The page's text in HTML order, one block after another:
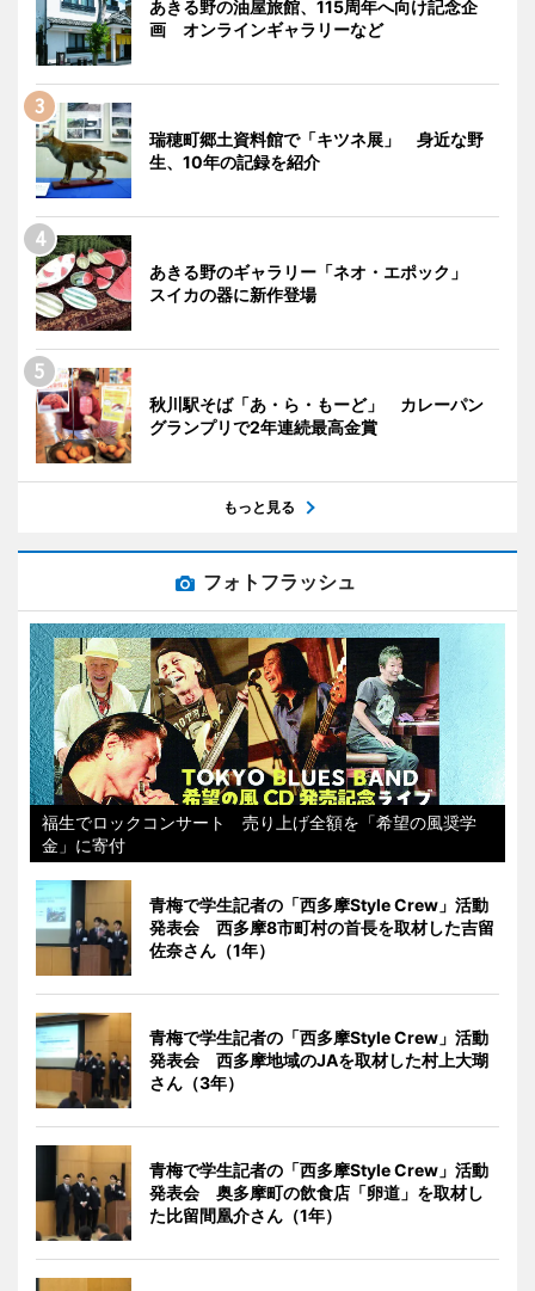
あきる野の油屋旅館、115周年へ向け記念企
画 オンラインギャラリーなど
瑞穂町郷土資料館で「キツネ展」 身近な野
生、10年の記録を紹介
あきる野のギャラリー「ネオ・エポック」
スイカの器に新作登場
秋川駅そば「あ・ら・もーど」 カレーパン
グランプリで2年連続最高金賞
もっと見る
フォトフラッシュ
福生でロックコンサート 売り上げ全額を「希望の風奨学
金」に寄付
青梅で学生記者の「西多摩Style Crew」活動
発表会 西多摩8市町村の首長を取材した吉留
佐奈さん（1年）
青梅で学生記者の「西多摩Style Crew」活動
発表会 西多摩地域のJAを取材した村上大瑚
さん（3年）
青梅で学生記者の「西多摩Style Crew」活動
発表会 奥多摩町の飲食店「卵道」を取材し
た比留間凰介さん（1年）